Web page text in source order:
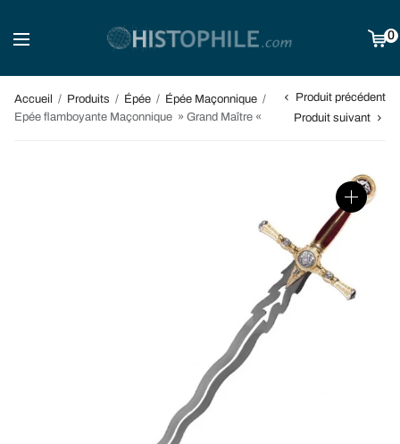
0
Accueil / Produits / Épée / Épée Maçonnique /
Epée flamboyante Maçonnique » Grand Maître «
Produit précédent
Produit suivant